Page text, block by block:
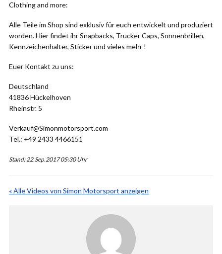
Clothing and more:
Alle Teile im Shop sind exklusiv für euch entwickelt und produziert
worden. Hier findet ihr Snapbacks, Trucker Caps, Sonnenbrillen,
Kennzeichenhalter, Sticker und vieles mehr !
Euer Kontakt zu uns:
Deutschland
41836 Hückelhoven
Rheinstr. 5
Verkauf@Simonmotorsport.com
Tel.: +49 2433 4466151
Stand: 22.Sep.2017 05:30 Uhr
« Alle Videos von Simon Motorsport anzeigen